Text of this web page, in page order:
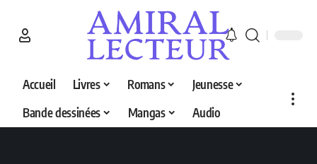
Accueil Livres Romans
Jeunesse
Bande dessinées
Mangas Audio